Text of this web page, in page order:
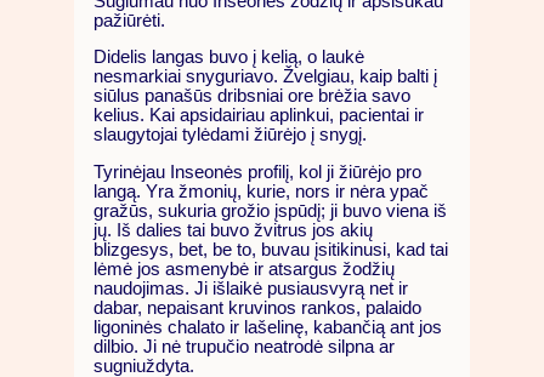
pažiūrėti.
Didelis langas buvo į kelią, o laukė
nesmarkiai snyguriavo. Žvelgiau, kaip balti į
siūlus panašūs dribsniai ore brėžia savo
kelius. Kai apsidairiau aplinkui, pacientai ir
slaugytojai tylėdami žiūrėjo į snygį.
Tyrinėjau Inseonės profilį, kol ji žiūrėjo pro
langą. Yra žmonių, kurie, nors ir nėra ypač
gražūs, sukuria grožio įspūdį; ji buvo viena iš
jų. Iš dalies tai buvo žvitrus jos akių
blizgesys, bet, be to, buvau įsitikinusi, kad tai
lėmė jos asmenybė ir atsargus žodžių
naudojimas. Ji išlaikė pusiausvyrą net ir
dabar, nepaisant kruvinos rankos, palaido
ligoninės chalato ir lašelinę, kabančią ant jos
dilbio. Ji nė trupučio neatrodė silpna ar
sugniuždyta.